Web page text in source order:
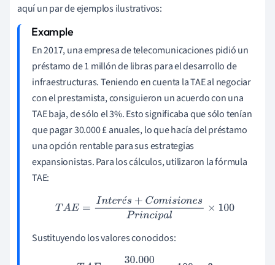
aquí un par de ejemplos ilustrativos:
En 2017, una empresa de telecomunicaciones pidió un
préstamo de 1 millón de libras para el desarrollo de
infraestructuras. Teniendo en cuenta la TAE al negociar
con el prestamista, consiguieron un acuerdo con una
TAE baja, de sólo el 3%. Esto significaba que sólo tenían
que pagar 30.000 £ anuales, lo que hacía del préstamo
una opción rentable para sus estrategias
expansionistas. Para los cálculos, utilizaron la fórmula
TAE:
é
T AE =Interés+ComisionesPrincipal× 100
Sustituyendo los valores conocidos: